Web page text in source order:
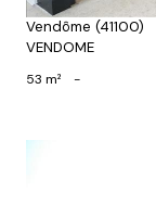
Vendôme (41100)
VENDOME
53 m² -